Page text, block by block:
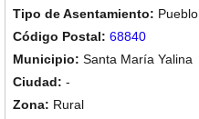
Pueblo
68840
Santa María Yalina
-
Rural